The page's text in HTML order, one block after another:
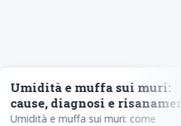
Umidità e muffa sui muri:
cause, diagnosi e risanamento
Umidità e muffa sui muri: come